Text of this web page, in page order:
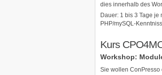
dies innerhalb des
Dauer: 1 bis 3 Tage
PHP/mySQL-
Kurs
Workshop:
Sie wollen